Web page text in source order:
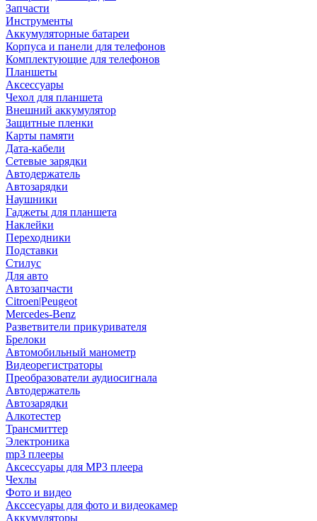
Запчасти
Инструменты
Аккумуляторные батареи
Корпуса и панели для телефонов
Комплектующие для телефонов
Планшеты
Аксессуары
Чехол для планшета
Внешний аккумулятор
Защитные пленки
Карты памяти
Дата-кабели
Сетевые зарядки
Автодержатель
Автозарядки
Наушники
Гаджеты для планшета
Наклейки
Переходники
Подставки
Стилус
Для авто
Автозапчасти
Citroen|Peugeot
Mercedes-Benz
Разветвители прикуривателя
Брелоки
Автомобильный манометр
Видеорегистраторы
Преобразователи аудиосигнала
Автодержатель
Автозарядки
Алкотестер
Трансмиттер
Электроника
mp3 плееры
Аксессуары для MP3 плеера
Чехлы
Фото и видео
Акссесуары для фото и видеокамер
Аккумуляторы